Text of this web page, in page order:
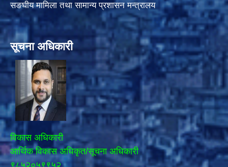
सङघीय मामिला तथा सामान्य प्रशासन मन्त्रालय
सूचना अधिकारी
विकास अधिकारी
आर्थिक विकास अधिकृत/सूचना अधिकारी